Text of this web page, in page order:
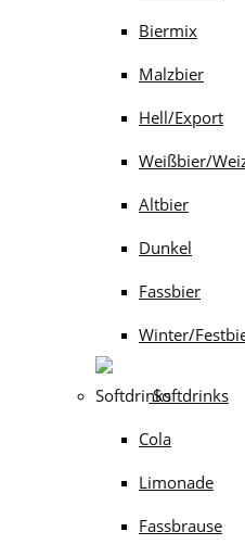
Biermix
Malzbier
Hell/Export
Weißbier/
Altbier
Dunkel
Fassbier
Winter/
Softdrinks
Cola
Limonade
Fassbrause